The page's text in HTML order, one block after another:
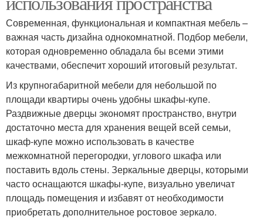
Современная, функциональная и компактная мебель –
важная часть дизайна однокомнатной. Подбор мебели,
которая одновременно обладала бы всеми этими
качествами, обеспечит хороший итоговый результат.
Из крупногабаритной мебели для небольшой по
площади квартиры очень удобны шкафы-купе.
Раздвижные дверцы экономят пространство, внутри
достаточно места для хранения вещей всей семьи,
шкаф-купе можно использовать в качестве
межкомнатной перегородки, углового шкафа или
поставить вдоль стены. Зеркальные дверцы, которыми
часто оснащаются шкафы-купе, визуально увеличат
площадь помещения и избавят от необходимости
приобретать дополнительное ростовое зеркало.